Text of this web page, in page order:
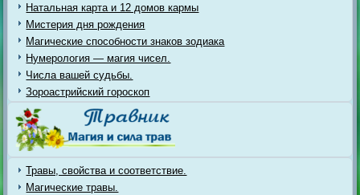
Натальная карта и 12 домов кармы
Мистерия дня рождения
Магические способности знаков зодиака
Нумерология — магия чисел.
Числа вашей судьбы.
Зороастрийский гороскоп
Травы, свойства и соответствие.
Магические травы.